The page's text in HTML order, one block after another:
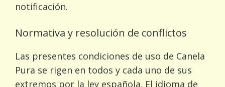
notificación.
Normativa y resolución de conflictos
Las presentes condiciones de uso de Canela
Pura se rigen en todos y cada uno de sus
extremos por la ley española. El idioma de